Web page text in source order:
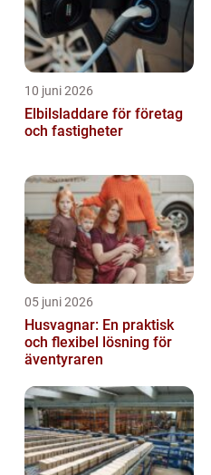
10 juni 2026
Elbilsladdare för företag
och fastigheter
05 juni 2026
Husvagnar: En praktisk
och flexibel lösning för
äventyraren